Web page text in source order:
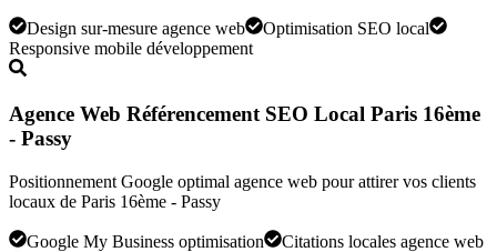
Design sur-mesure agence web
Optimisation SEO local
Responsive mobile développement
Agence Web Référencement SEO Local Paris 16ème
- Passy
Positionnement Google optimal agence web pour attirer vos clients
locaux de Paris 16ème - Passy
Google My Business optimisation
Citations locales agence web